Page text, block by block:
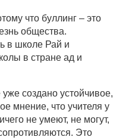
что буллинг – это
общества.
в школе Рай и
в стране ад и
создано устойчивое,
мнение, что учителя у
не умеют, не могут,
Это